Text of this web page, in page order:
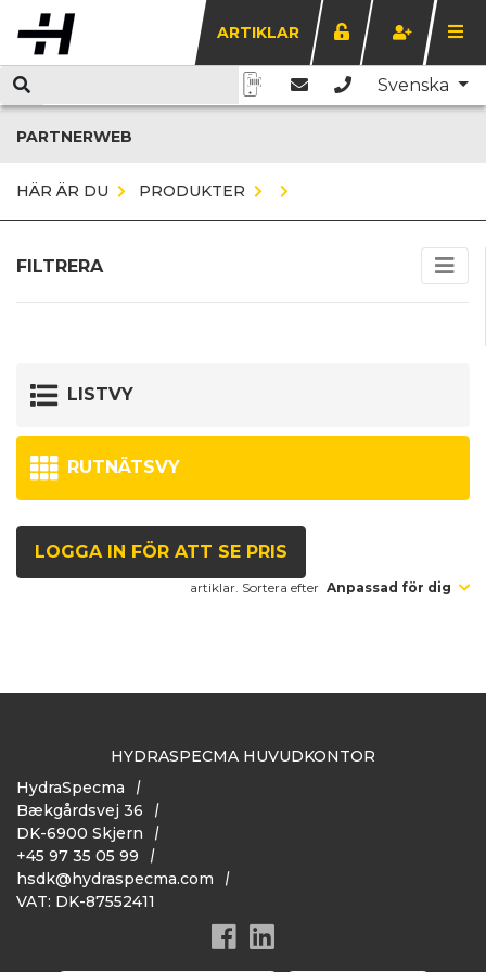
ARTIKLAR
Svenska
PARTNERWEB
HÄR ÄR DU PRODUKTER
FILTRERA
LISTVY
RUTNÄTSVY
LOGGA IN FÖR ATT SE PRIS
artiklar. Sortera efter Anpassad för dig
HYDRASPECMA HUVUDKONTOR
HydraSpecma
Bækgårdsvej 36
DK-6900 Skjern
+45 97 35 05 99
hsdk@hydraspecma.com
VAT: DK-87552411